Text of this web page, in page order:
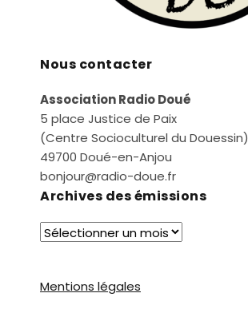
Nous contacter
Association Radio Doué
5 place Justice de Paix
(Centre Socioculturel du Douessin)
49700 Doué-en-Anjou
bonjour@radio-doue.fr
Archives des émissions
Mentions légales